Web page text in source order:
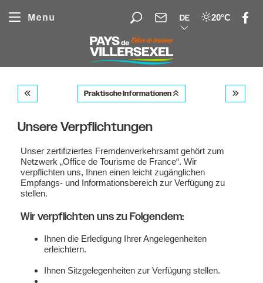
Menu DE 20°C
Praktische Informationen
Unsere Verpflichtungen
Unser zertifiziertes Fremdenverkehrsamt gehört zum
Netzwerk „Office de Tourisme de France“. Wir
verpflichten uns, Ihnen einen leicht zugänglichen
Empfangs- und Informationsbereich zur Verfügung zu
stellen.
Wir verpflichten uns zu Folgendem:
Ihnen die Erledigung Ihrer Angelegenheiten
erleichtern.
Ihnen Sitzgelegenheiten zur Verfügung stellen.